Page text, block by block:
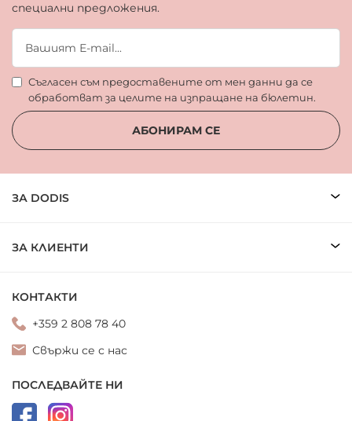
специални предложения.
Съгласен съм предоставените от мен данни да се
обработват за целите на изпращане на бюлетин.
АБОНИРАМ СЕ
ЗА DODIS
ЗА КЛИЕНТИ
КОНТАКТИ
+359 2 808 78 40
Свържи се с нас
ПОСЛЕДВАЙТЕ НИ